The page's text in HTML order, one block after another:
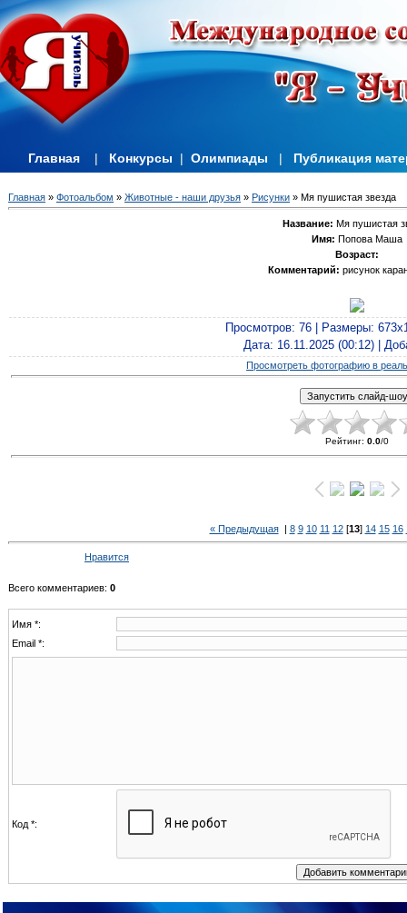
Главная | Конкурсы | Олимпиады | Публикация
Главная » Фотоальбом » Животные - наши друзья » Рисунки » Мя пушистая звезда
Название: Мя пушистая
Имя: Попова Маша
Возраст:
Комментарий: рисунок
Просмотров: 76 | Размеры:
Дата: 16.11.2025 (00:12) |
Просмотреть фотографию в
Рейтинг: 0.0/0
« Предыдущая| 8 9 10 11 12[13] 14 15 16
Нравится
Всего комментариев: 0
Имя *:
Email *:
Код *: